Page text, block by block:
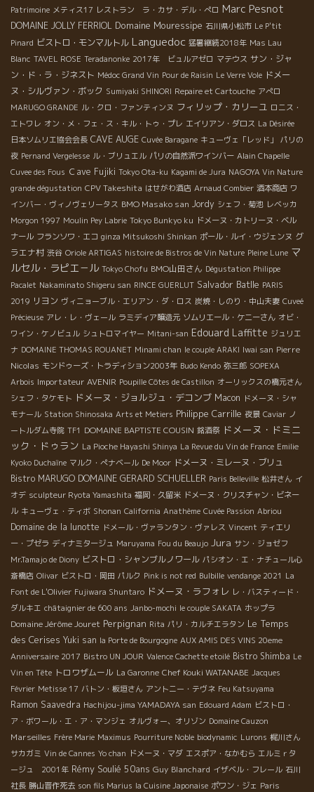
Patrimoine メティス17 レストラン ラ・カサ・デル・ぺロ Marc Pesnot
DOMAINE JOLLY FERRIOL Domaine Mouressipe 石川県小松市 Le P'tit
Pinard ビストロ・モンマルトル Languedoc 猛暑継続2018年 Mas Lau
Blanc TAVEL ROSE Teradanonke 2017年 ビュルアゼロ マテウス サン・ジャ
ン・ド・ラ・ジネスト Médoc Grand Vin Pour de Raisin Le Verre Vole ドメー
ヌ・シルヴァン・ボック Sumiyaki SHINORI Repaire et Cartouche アぺロ
MARUGO GRANDE ル・クロ・ファンティンヌ フィリップ・カリーユ ロニス・
エトワレ オン・メ・フェ・ス・キル・トゥ・プレ エイリアン・ダロス La Désirée
日本ソムリエ協会会長 CAVE AUGE Cuvée Baragane キューヴェ「レッド」
パリの
夜 Pernand Vergelesse ル・ブリュエル パリの自然派ワインバー Alain Chapelle
Cuvee des Fous Ｃave Fujiki Tokyo Ota-ku Kagami de Jura NAGOYA Vin Nature
grande dégustation CPV Takeshita はせがわ酒店 Arnaud Combier 酒本商店 ワ
インバー・ヴィノヴェリータス BMO Masako san Jordy シェフ・菊池 レベッカ
Morgon 1997 Moulin Pey Labrie Tokyo Bunkyo ku ドメーヌ・カトリーヌ・ベル
ナール フランソワ・エコ ginza Mitsukoshi Shinkan ポール・ルイ・ウジェンヌ グ
ラエナ村 渋谷 Oriole ARTIGAS histoire de Bistros de Vin Nature Pleine Lune マ
ルセル・ラピエ－ル Tokyo Chofu BMO山田さん Dégustation Philippe
Pacalet Nakaminato Shigeru san RINCE GUERLUT Salvador Batlle PARIS
2019 リヨン ヴィニョーブル・エリアン・ダ・ロス 炭焼・しのり・中山夫妻 Cuveé
Précieuse アレ・レ・ヴェール ラミディア醸造元 ソムリエール・ケニーさん オビ・
ワイン・ケノビュル シュトロマイヤー Mitani-san Edouard Laffitte ジュリエ
ナ DOMAINE THOMAS ROUANET Minami chan le couple ARAKI Iwai san Pierre
Nicolas モンドゥーズ・トラディション2003年 Budo Kendo 弥三郎 SOPEXA
Arbois Importateur AVENIR Poupille Côtes de Castillon オーリックスの橋元さん
シェフ・タケモト ドメーヌ・ジョルジュ・デコンブ Macon ドメーヌ・シャ
モナール Station Shinosaka Arts et Metiers Philippe Carrille 夜景 Caviar ノ
ートルダム寺院 TF1 DOMAINE BAPTISTE COUSIN 銘酒祭 ドメーヌ・ドミニ
ック・ドゥラン La Pioche Hayashi Shinya La Revue du Vin de France Emilie
Kyoko Duchaîne マルク・ぺナベール De Moor ドメーヌ・ミレーヌ・ブリュ
Bistro MARUGO DOMAINE GERARD SCHUELLER Paris Belleville 松井さん イ
オデ sculpteur Ryota Yamashita 福岡・久留米 ドメーヌ・クリスチャン・ビネー
ル キューヴェ・ティボ Shonan California Anathème Cuvée Passion Abriou
Domaine de la lunotte ドメール・ヴァランタン・ヴァレス Vincent ティエリ
ー・プゼラ ディナミタージュ Maruyama Fou du Beaujo Jura サン・ジョゼフ
Mr.Tamajo de Diony ビストロ・シャンブルノワール パシオン・エ・ナチュール心
斎橋店 Olivar ビストロ・岡田 パルク Pink is not red Bulbille vendange 2021 La
Font de L'Olivier Fujiwara Shuntaro ドメーヌ・ラフォレ レ・バスティード・
ダルキエ châtaignier de 600 ans Janbo-mochi le couple SAKATA ホップラ
Domaine Jérôme Jouret Perpignan Rita パリ・カルチエラタン Le Temps
des Cerises Yuki san la Porte de Bourgogne AUX AMIS DES VINS 20eme
Anniversaire 2017 Bistro UN JOUR Valence Cachette etoilé Bistro Shimba Le
Vin en Tête トロワザムール La Garonne Chef Kouki WATANABE Jacques
Février Metisse 17 バトン・板垣さん アントニー・テヴネ Feu Katsuyama
Ramon Saavedra Hachijou-jima YAMADAYA san Edouard Adam ビストロ・
ア・ボワール・エ・ア・マンジェ オルヴォー、オリゾン Domaine Cauzon
Marseilles Frère Marie Maximus Pourriture Noble biodynamic Lurons 梶川さん
サカガミ Vin de Cannes Yo chan ドメーヌ・マダ エスポア・なかむら エルミｒタ
ージュ 2001年 Rémy Soulié 50ans Guy Blanchard イザベル・フレール 石川
社長 勝山晋作死去 son fils Marius la Cuisine Japonaise ポワン・ジェ Paris